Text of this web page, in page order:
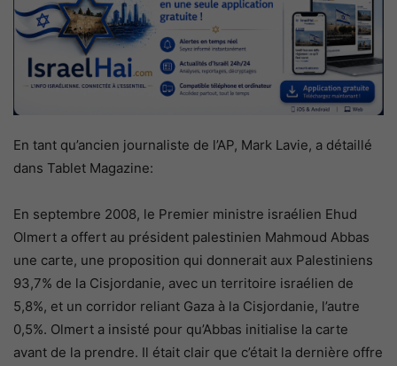
En tant qu’ancien journaliste de l’AP, Mark Lavie, a détaillé
dans Tablet Magazine:
En septembre 2008, le Premier ministre israélien Ehud
Olmert a offert au président palestinien Mahmoud Abbas
une carte, une proposition qui donnerait aux Palestiniens
93,7% de la Cisjordanie, avec un territoire israélien de
5,8%, et un corridor reliant Gaza à la Cisjordanie, l’autre
0,5%. Olmert a insisté pour qu’Abbas initialise la carte
avant de la prendre. Il était clair que c’était la dernière offre